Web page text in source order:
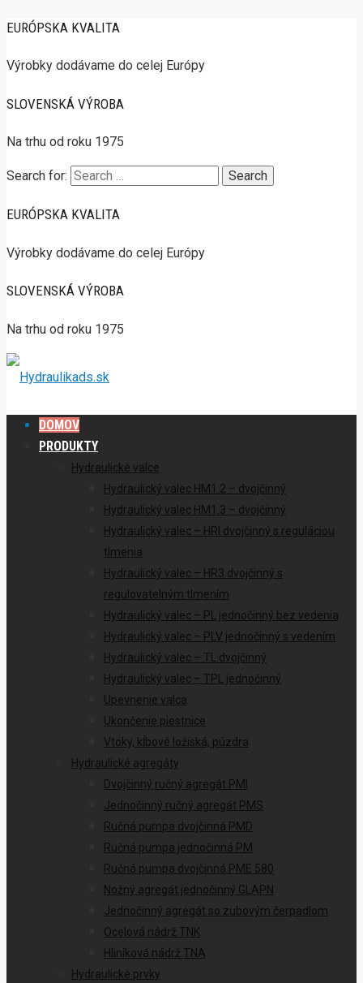
EURÓPSKA KVALITA
Výrobky dodávame do celej Európy
SLOVENSKÁ VÝROBA
Na trhu od roku 1975
Search for:
EURÓPSKA KVALITA
Výrobky dodávame do celej Európy
SLOVENSKÁ VÝROBA
Na trhu od roku 1975
DOMOV
PRODUKTY
Hydraulické valce
Hydraulický valec HM1.2 – dvojčinný
Hydraulický valec HM1.3 – dvojčinný
Hydraulický valec – HRI dvojčinný s reguláciou
tlmenia
Hydraulický valec – HR3 dvojčinný s
regulovatelným tlmením
Hydraulický valec – PL jednočinný bez vedenia
Hydraulický valec – PLV jednočinný s vedením
Hydraulický valec – TL dvojčinný
Hydraulický valec – TPL jednočinný
Upevnenie valca
Ukončenie piestnice
Vtoky, kĺbové ložiská, púzdra
Hydraulické agregáty
Dvojčinný ručný agregát PMI
Jednočinný ručný agregát PMS
Ručná pumpa dvojčinná PMD
Ručná pumpa jednočinná PM
Ručná pumpa dvojčinná PME 580
Nožný agregát jednočinný GLAPN
Jednočinný agregát so zubovým čerpadlom
Ocelová nádrž TNK
Hliníková nádrž TNA
Hydraulické prvky